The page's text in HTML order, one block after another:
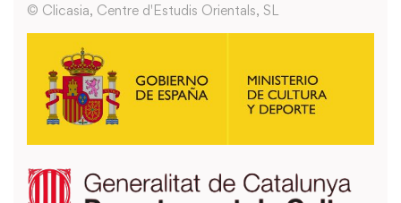
© Clicasia, Centre d'Estudis Orientals, SL